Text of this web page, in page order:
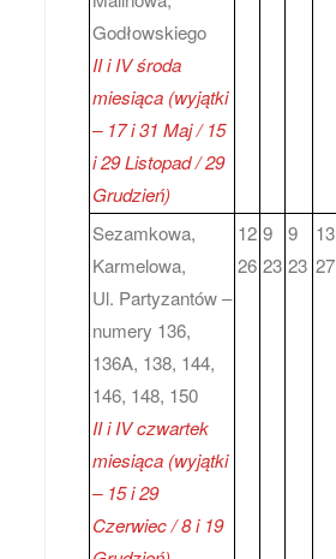
Godłowskiego
II i IV środa
miesiąca (wyjątki
– 17 i 31 Maj / 15
i 29 Listopad / 29
Grudzień)
Sezamkowa,
Karmelowa,
Ul. Partyzantów –
numery 136,
136A, 138, 144,
146, 148, 150
II i IV czwartek
miesiąca (wyjątki
– 15 i 29
Czerwiec / 8 i 19
12
26
9
23
9
23
13
27